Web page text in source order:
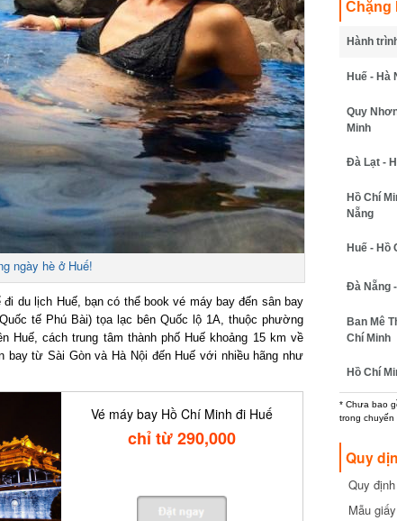
ngày hè ở Huế!
du lịch Huế, bạn có thể book vé máy bay đến sân bay
tế Phú Bài) tọa lạc bên Quốc lộ 1A, thuộc phường
cách trung tâm thành phố Huế khoảng 15 km về
từ Sài Gòn và Hà Nội đến Huế với nhiều hãng như
Vé máy bay Hồ Chí Minh đi Huế
chỉ từ 290,000
Chặng
Hành trình*
Huế - Hà
Quy Nhơn
Minh
Đà Lạt -
Hồ Chí
Nẵng
Huế - Hồ
Đà Nẵng -
Ban Mê
Chí Minh
Hồ Chí
* Chưa bao
trong chuyến
Quy
Quy
cần biết
Mẫu